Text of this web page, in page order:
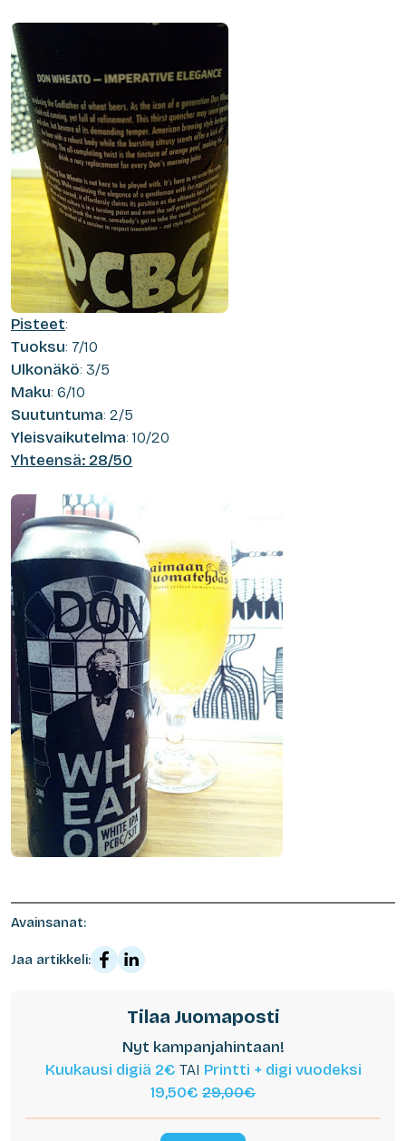
Pisteet:
Tuoksu: 7/10
Ulkonäkö: 3/5
Maku: 6/10
Suutuntuma: 2/5
Yleisvaikutelma: 10/20
Yhteensä: 28/50
Avainsanat:
Jaa artikkeli:
Tilaa Juomaposti
Nyt kampanjahintaan!
Kuukausi digiä 2€ TAI Printti + digi vuodeksi
19,50€ 29,00€